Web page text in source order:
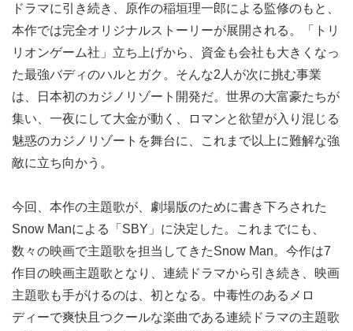
ドラマに引き続き、原作の稲垣理一郎による監修のもと、
本作では完全オリジナルストーリーが展開される。「トリ
リオンゲーム社」立ち上げから、資金も会社も大きくなっ
た最強バディのハルとガク。そんな2人が次に挑む事業
は、日本初のカジノリゾート開発だ。世界の大富豪たちが
集い、一夜にして大金が動く、ロマンと欲望が入り混じる
魅惑のカジノリゾートを舞台に、これまで以上に難解な強
敵に立ち向かう。
今回、本作の主題歌が、劇場版のために書き下ろされた
Snow Manによる「SBY」に決定した。これまでにも、
数々の映画で主題歌を担当してきたSnow Man。今作は7
作目の映画主題歌となり、連続ドラマから引き続き、映画
主題歌も手がけるのは、初となる。中毒性のあるメロ
ディーで爽快且つクールな楽曲である連続ドラマの主題歌